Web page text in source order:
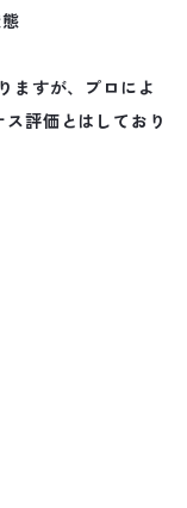
ますが、プロによ
評価とはしており